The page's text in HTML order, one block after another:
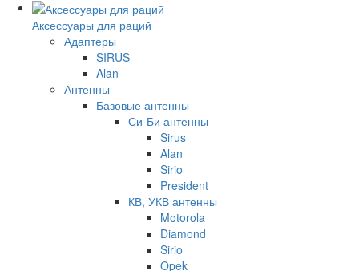
Аксессуары для раций
Адаптеры
SIRUS
Alan
Антенны
Базовые антенны
Си-Би антенны
Sirus
Alan
Sirio
President
КВ, УКВ антенны
Motorola
Diamond
Sirio
Opek